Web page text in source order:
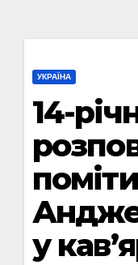
УКРАЇНА
14-
у